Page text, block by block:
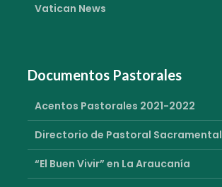
Vatican News
Documentos Pastorales
Acentos Pastorales 2021-2022
Directorio de Pastoral Sacramental
“El Buen Vivir” en La Araucanía